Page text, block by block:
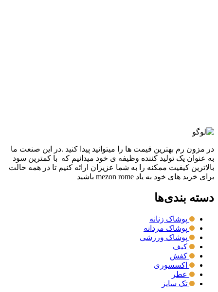
در مزون رم بهترین قیمت ها را میتوانید پیدا کنید .در این صنعت ما
به عنوان یک تولید کننده وظیفه ی خود میدانیم که با کمترین سود
بالاترین کیفیت ممکنه را به شما عزیزان ارائه کنیم تا در همه حالت
برای خرید های خود به یاد mezon rome باشید
دسته بندی‌ها
پوشاک زنانه
پوشاک مردانه
پوشاک ورزشی
کیف
کفش
اکسسوری
عطر
تک سایز